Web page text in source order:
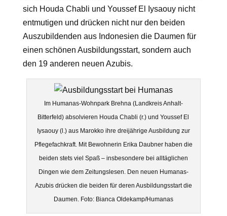
sich Houda Chabli und Youssef El Iysaouy nicht
entmutigen und drücken nicht nur den beiden
Auszubildenden aus Indonesien die Daumen für
einen schönen Ausbildungsstart, sondern auch
den 19 anderen neuen Azubis.
Im Humanas-Wohnpark Brehna (Landkreis Anhalt-
Bitterfeld) absolvieren Houda Chabli (r.) und Youssef El
Iysaouy (l.) aus Marokko ihre dreijährige Ausbildung zur
Pflegefachkraft. Mit Bewohnerin Erika Daubner haben die
beiden stets viel Spaß – insbesondere bei alltäglichen
Dingen wie dem Zeitungslesen. Den neuen Humanas-
Azubis drücken die beiden für deren Ausbildungsstart die
Daumen. Foto: Bianca Oldekamp/Humanas